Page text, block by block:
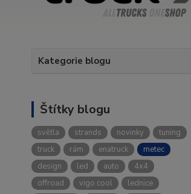
Kategorie blogu
Štítky blogu
světla strands novinky
tuning
truck
rám enatruck
metec
design
led auto
4x4
offroad
vigo cool
lednice